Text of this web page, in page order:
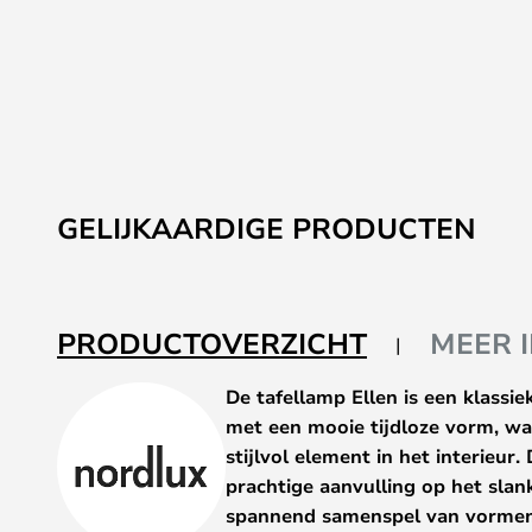
GELIJKAARDIGE PRODUCTEN
PRODUCTOVERZICHT MEER
De tafellamp Ellen is een
met een mooie tijdloze vorm,
stijlvol element in het interieur.
prachtige aanvulling op het
spannend samenspel van